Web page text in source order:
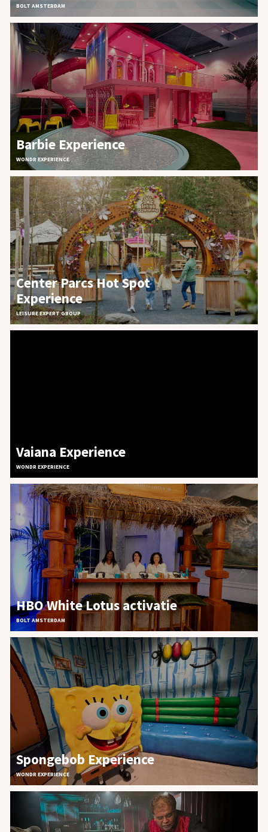
BOLT AMSTERDAM
Barbie Experience
WONDR EXPERIENCE
Center Parcs Hot Spot
Experience
LEISURE EXPERT GROUP
Vaiana Experience
WONDR EXPERIENCE
HBO White Lotus activatie
BOLT AMSTERDAM
Spongebob Experience
WONDR EXPERIENCE